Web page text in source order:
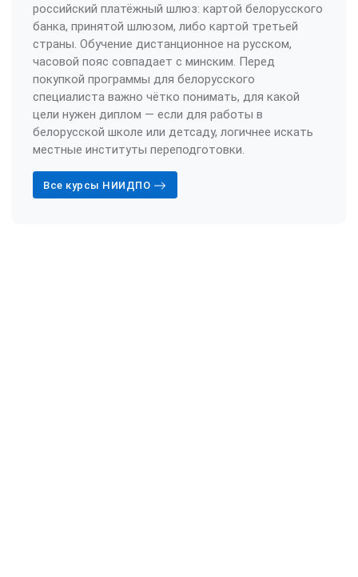
российский платёжный шлюз: картой белорусского
банка, принятой шлюзом, либо картой третьей
страны. Обучение дистанционное на русском,
часовой пояс совпадает с минским. Перед
покупкой программы для белорусского
специалиста важно чётко понимать, для какой
цели нужен диплом — если для работы в
белорусской школе или детсаду, логичнее искать
местные институты переподготовки.
Все курсы НИИДПО